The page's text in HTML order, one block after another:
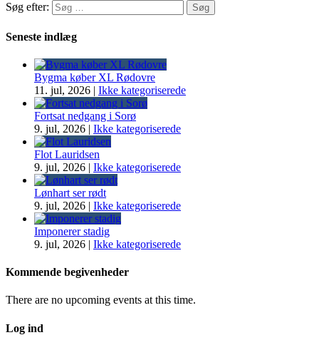
Søg efter:
Seneste indlæg
Bygma køber XL Rødovre
11. jul, 2026 | Ikke kategoriserede
Fortsat nedgang i Sorø
9. jul, 2026 | Ikke kategoriserede
Flot Lauridsen
9. jul, 2026 | Ikke kategoriserede
Lønhart ser rødt
9. jul, 2026 | Ikke kategoriserede
Imponerer stadig
9. jul, 2026 | Ikke kategoriserede
Kommende begivenheder
There are no upcoming events at this time.
Log ind